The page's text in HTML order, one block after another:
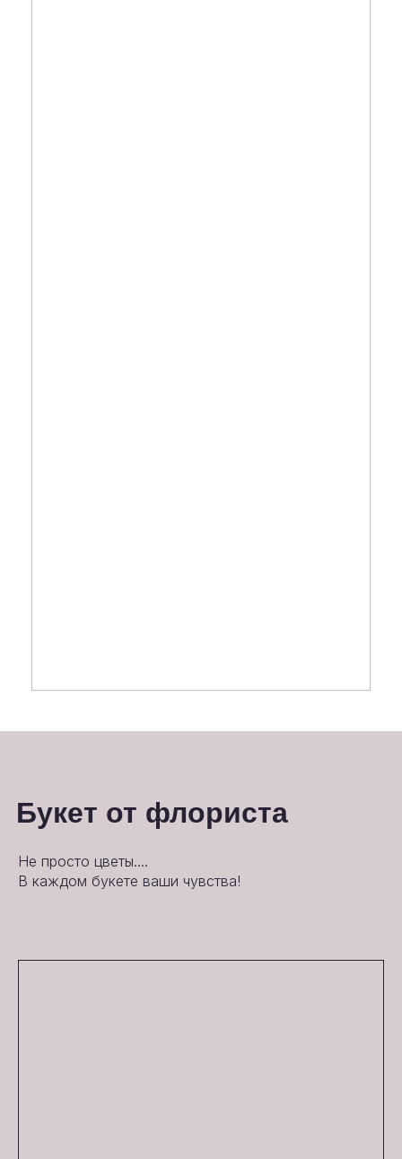
Букет от флориста
Не просто цветы....
В каждом букете ваши чувства!